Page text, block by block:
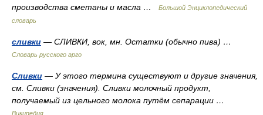
производства сметаны и масла …
Большой Энциклопедический
словарь
сливки — СЛИВКИ, вок, мн. Остатки (обычно пива) …
Словарь русского арго
Сливки — У этого термина существуют и другие значения,
см. Сливки (значения). Сливки молочный продукт,
получаемый из цельного молока путём сепарации …
Википедия